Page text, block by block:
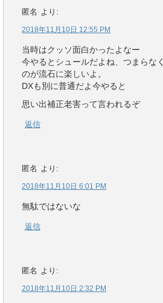
匿名 より:
2018年11月10日 12:55 PM
当時はクッソ面白かったよなー
今やるとシュールだよね、つまらな
のが流石に楽しいよ。
DXも別に普通だよ今やると
思い出補正老害って言われるぞ
返信
匿名 より:
2018年11月10日 6:01 PM
無駄ではないな
返信
匿名 より:
2018年11月10日 2:32 PM